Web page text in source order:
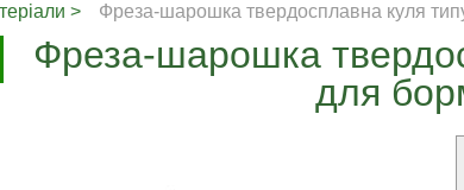
Фреза-шарошка твердосплавна куля
Фреза-шарошка
для